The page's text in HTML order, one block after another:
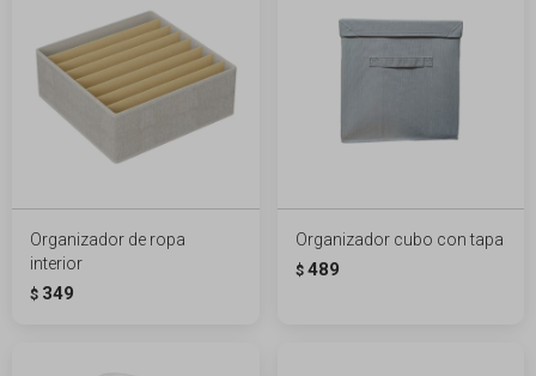
Organizador de ropa
interior
$ 349
Organizador cubo con tapa
$ 489